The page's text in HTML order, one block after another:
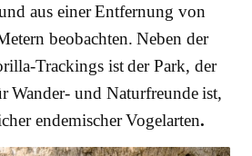
aus einer Entfernung von
beobachten. Neben der
Trackings ist der Park, der
Wander- und Naturfreunde ist,
endemischer Vogelarten.